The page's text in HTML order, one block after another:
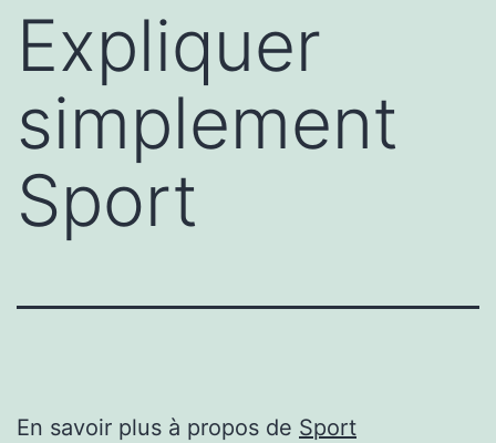
Expliquer
simplement
Sport
En savoir plus à propos de Sport